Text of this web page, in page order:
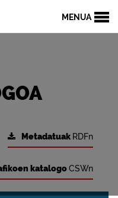
MENUA
Metadatuak RDFn
katalogoCSWn